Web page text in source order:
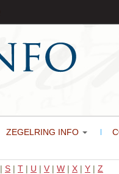
ZEGELRING INFO
| S | T | U | V | W | X | Y | Z